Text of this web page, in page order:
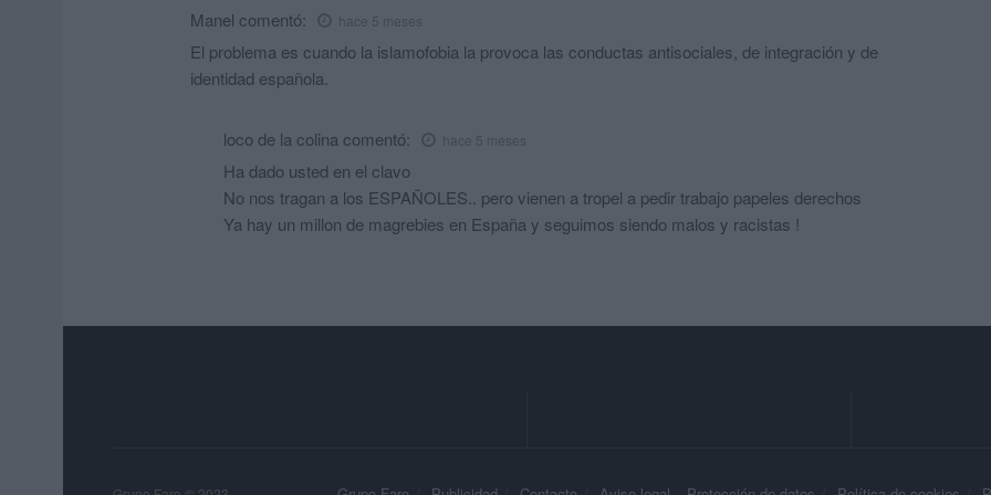
Manel comentó: hace 5 meses
El problema es cuando la islamofobia la provoca las conductas antisociales, de integración y de
identidad española.
loco de la colina comentó: hace 5 meses
Ha dado usted en el clavo
No nos tragan a los ESPAÑOLES.. pero vienen a tropel a pedir trabajo papeles derechos
Ya hay un millon de magrebies en España y seguimos siendo malos y racistas !